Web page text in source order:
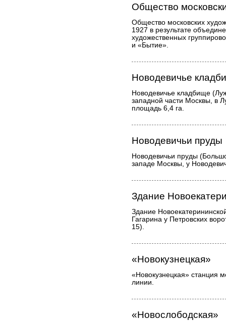
Общество
Общество московских
1927 в результате
художественных
и «Бытие».
Новодевичье
Новодевичье кладбище
западной части Москвы, в
площадь 6,4 га.
Новодевичьи пруды
Новодевичьи пруды
западе Москвы, у
Здание
Здание
Гагарина у Петровских
15).
«Новокузнецкая»
«Новокузнецкая» станция
линии.
«Новослободская»